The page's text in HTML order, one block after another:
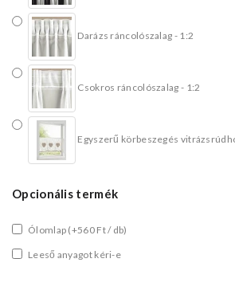
Darázs ráncolószalag - 1:2
Csokros ráncolószalag - 1:2
Egyszerű körbeszegés
Opcionális termék
Ólomlap (+560 Ft / db)
Leeső anyagot kéri-e